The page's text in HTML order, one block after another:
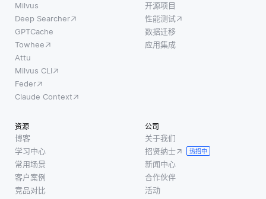
Milvus
Deep Searcher
GPTCache
Towhee
Attu
Milvus CLI
Feder
Claude Context
开源项目
性能测试
数据迁移
应用集成
资源
博客
学习中心
常用场景
客户案例
竞品对比
公司
关于我们
招贤纳士
热招中
新闻中心
合作伙伴
活动